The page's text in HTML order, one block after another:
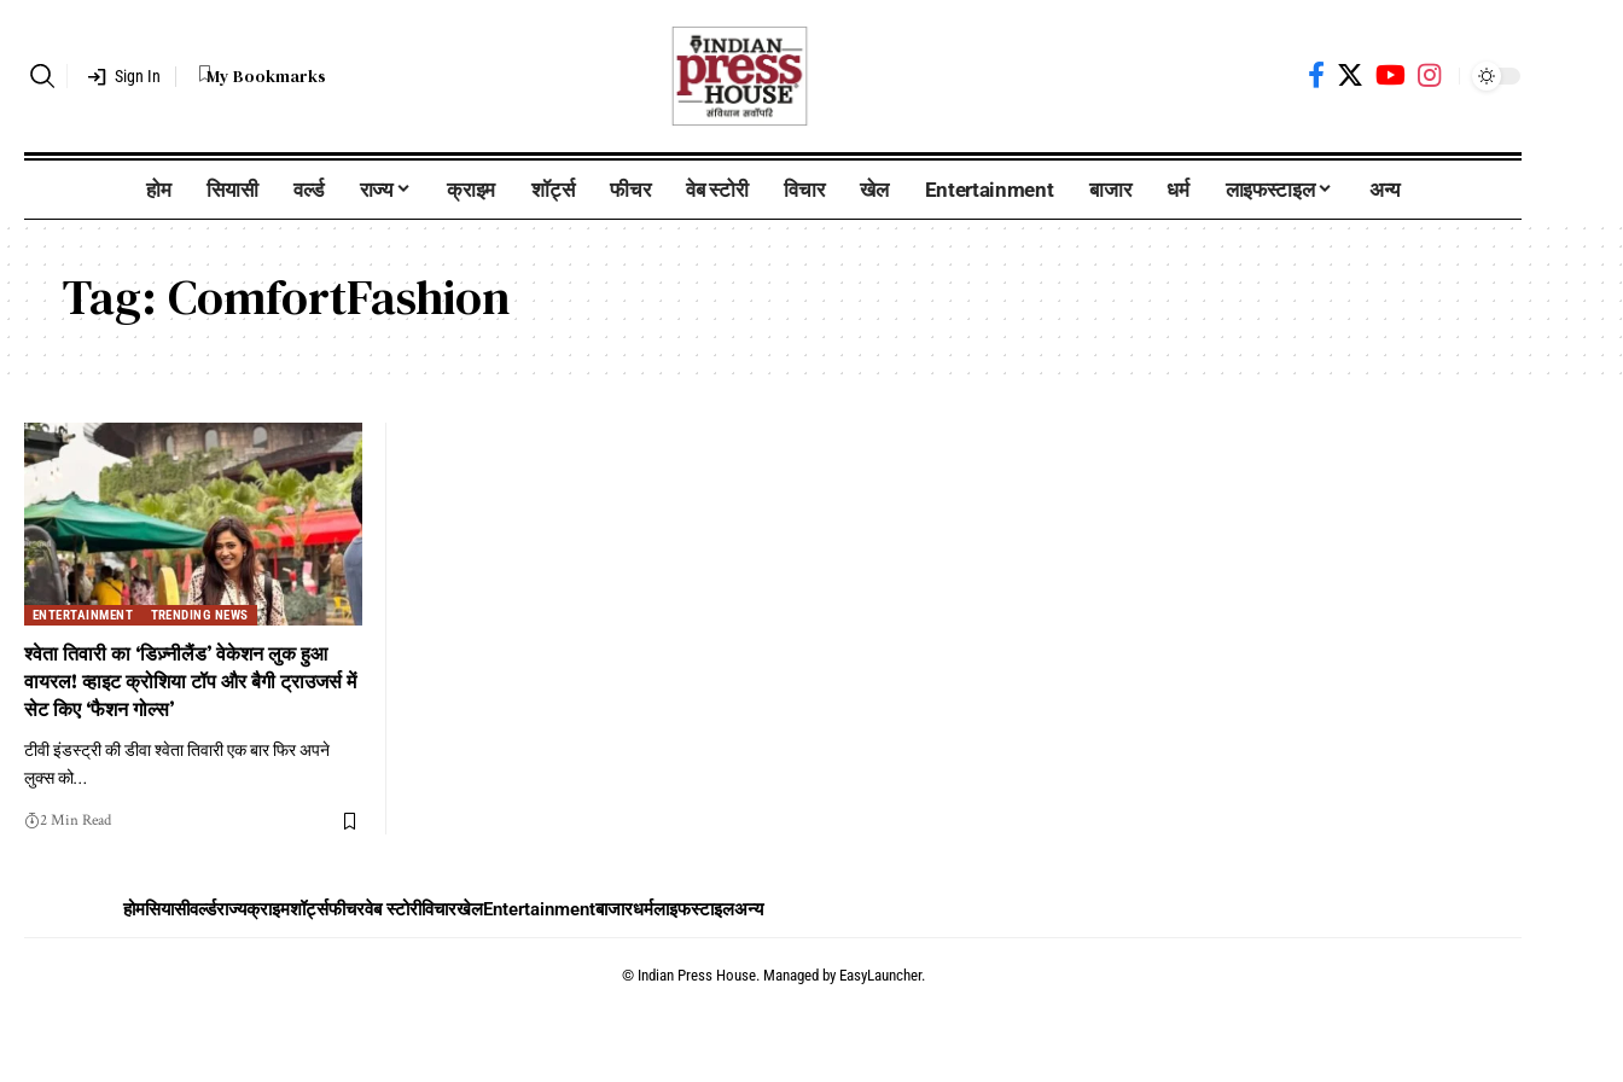
Sign In My Bookmarks
होम सियासी वर्ल्ड राज्य क्राइम शॉर्ट्स फीचर वेब स्टोरी विचार खेल Entertainment बाजार धर्म लाइफस्टाइल अन्य
Tag: ComfortFashion
ENTERTAINMENT TRENDING NEWS
श्वेता तिवारी का ‘डिज़्नीलैंड’ वेकेशन लुक हुआ
वायरल! व्हाइट क्रोशिया टॉप और बैगी ट्राउजर्स में
सेट किए ‘फैशन गोल्स’
टीवी इंडस्ट्री की डीवा श्वेता तिवारी एक बार फिर अपने
लुक्स को…
2 Min Read
होमसियासीवर्ल्डराज्यक्राइमशॉर्ट्सफीचरवेब स्टोरीविचारखेलEntertainmentबाजारधर्मलाइफस्टाइलअन्य
© Indian Press House. Managed by EasyLauncher.